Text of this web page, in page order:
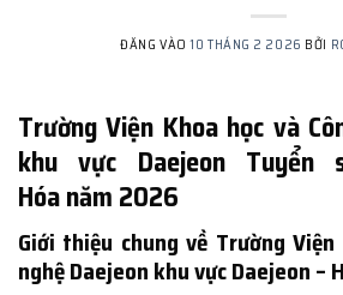
ĐĂNG VÀO10 THÁNG 2 2026 BỞI
Trường Viện Khoa học và
khu vực Daejeon Tuyển
Hóa năm 2026
Giới thiệu chung về Trường Viện
nghệ Daejeon khu vực Daejeon –